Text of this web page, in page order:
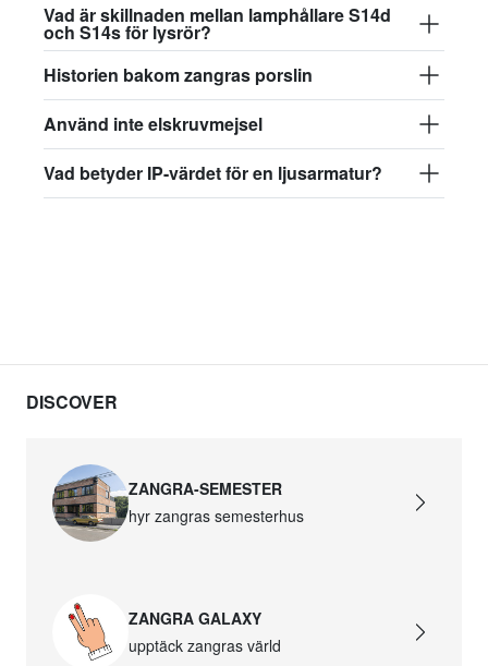
Vad är skillnaden mellan lamphållare S14d
och S14s för lysrör?
Historien bakom zangras porslin
Använd inte elskruvmejsel
Vad betyder IP-värdet för en ljusarmatur?
DISCOVER
ZANGRA-SEMESTER
hyr zangras semesterhus
ZANGRA GALAXY
upptäck zangras värld